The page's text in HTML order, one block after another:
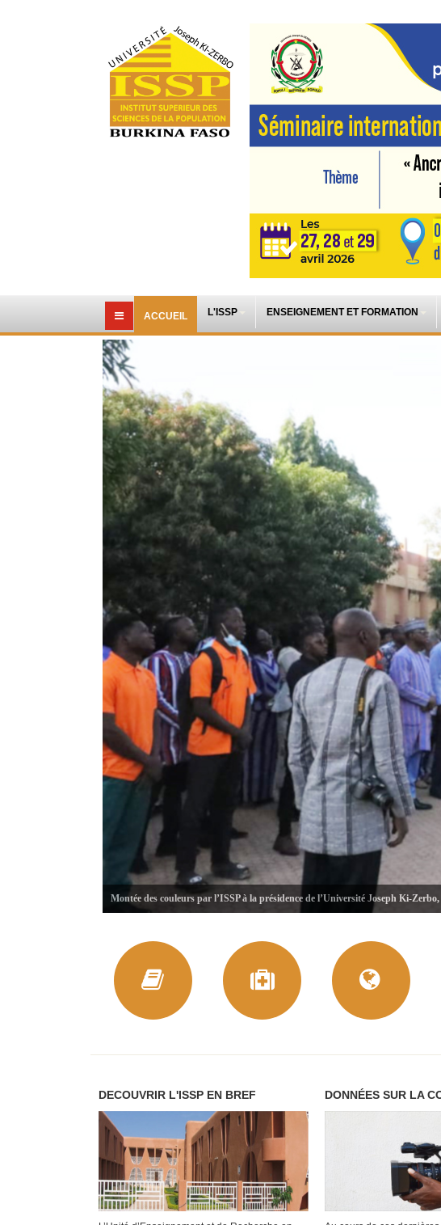
ACCUEIL L'ISSP ENSEIGNEMENT ET FORMATION
DECOUVRIR L'ISSP EN BREF DONNÉES SUR LA